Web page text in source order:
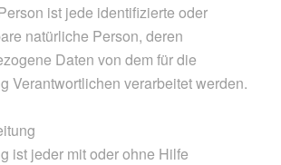
ist jede identifizierte oder
natürliche Person, deren
Daten von dem für die
Verantwortlichen verarbeitet werden.
ist jeder mit oder ohne Hilfe